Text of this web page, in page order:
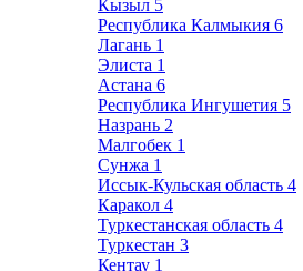
Кызыл 5
Республика Калмыкия 6
Лагань 1
Элиста 1
Астана 6
Республика Ингушетия 5
Назрань 2
Малгобек 1
Сунжа 1
Иссык-Кульская область 4
Каракол 4
Туркестанская область 4
Туркестан 3
Кентау 1